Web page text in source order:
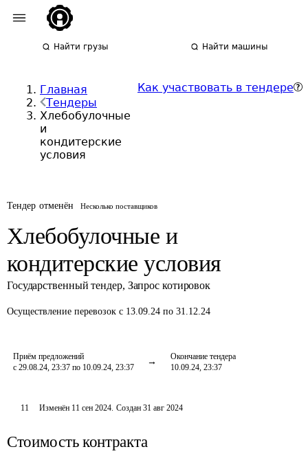
Найти грузы Найти машины
Главная
Тендеры
Хлебобулочные
и
кондитерские
условия
Как участвовать в тендере
Тендер отменён Несколько поставщиков
Хлебобулочные и
кондитерские условия
Государственный тендер, Запрос котировок
Осуществление перевозок с 13.09.24 по 31.12.24
Приём предложений
с 29.08.24, 23:37 по 10.09.24, 23:37
Окончание тендера
10.09.24, 23:37
11 Изменён 11 сен 2024. Создан 31 авг 2024
Стоимость контракта